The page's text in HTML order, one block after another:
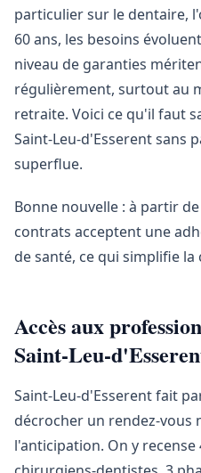
particulier sur le dentaire,
60 ans, les besoins
niveau de garanties
régulièrement, surtout au
retraite. Voici ce qu'il faut
Saint-Leu-d'Esserent sans
superflue.
Bonne nouvelle : à partir
contrats acceptent une
de santé, ce qui simplifie la
Accès aux
Saint-Leu-
Saint-Leu-d'Esserent fait
décrocher un rendez-vous
l'anticipation. On y recense